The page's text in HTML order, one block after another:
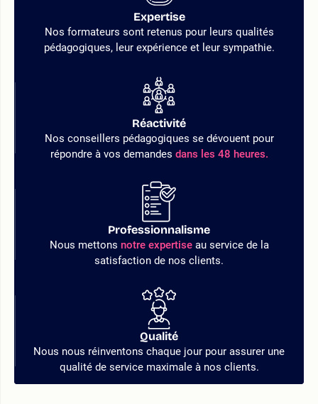
Expertise
Nos formateurs sont retenus pour leurs qualités
pédagogiques, leur expérience et leur sympathie.
Réactivité
Nos conseillers pédagogiques se dévouent pour
répondre à vos demandes dans les 48 heures.
Professionnalisme
Nous mettons notre expertiseau service de la
satisfaction de nos clients.
Qualité
Nous nous réinventons chaque jour pour assurer une
qualité de service maximale à nos clients.